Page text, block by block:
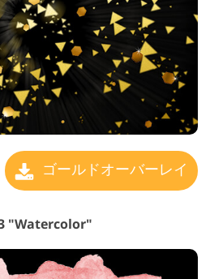
ゴールドオーバーレイ
"Watercolor"